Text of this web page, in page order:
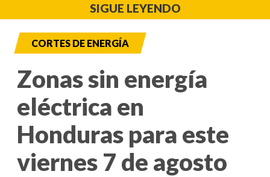
SIGUE LEYENDO
CORTES DE ENERGÍA
Zonas sin energía
eléctrica en
Honduras para este
viernes 7 de agosto